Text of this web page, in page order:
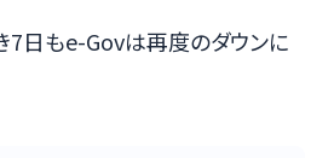
7日もe-Govは再度のダウンに